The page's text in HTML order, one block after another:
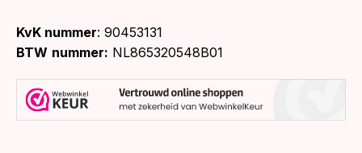
KvK nummer: 90453131
BTW nummer: NL865320548B01